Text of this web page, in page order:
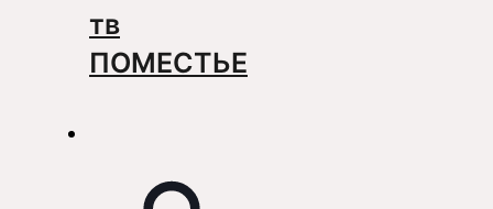
тв
ПОМЕСТЬЕ